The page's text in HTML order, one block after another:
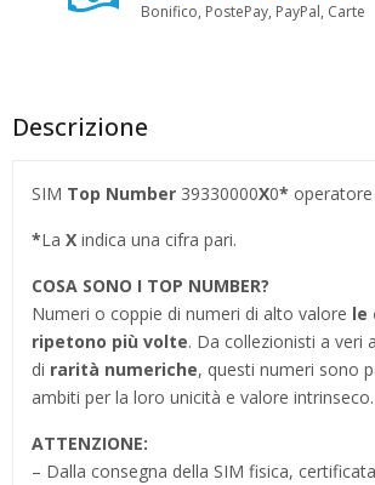
Bonifico, PostePay, PayPal, Carte
Descrizione
SIM Top Number 39330000X0* operatore
*La X indica una cifra pari.
COSA SONO I TOP NUMBER?
Numeri o coppie di numeri di alto valore le
ripetono più volte. Da collezionisti a veri
di rarità numeriche, questi numeri sono
ambiti per la loro unicità e valore intrinseco.
ATTENZIONE:
– Dalla consegna della SIM fisica,